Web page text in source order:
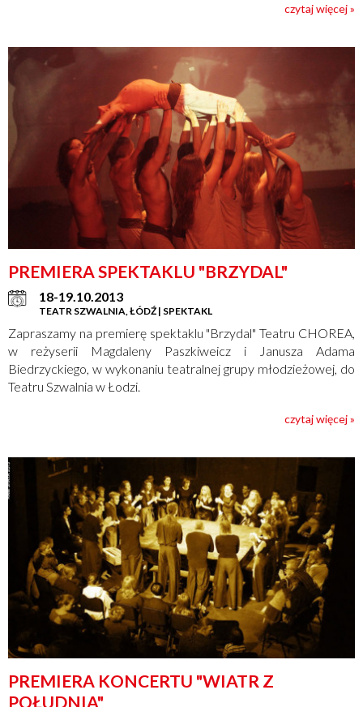
czytaj więcej »
PREMIERA SPEKTAKLU "BRZYDAL"
18-19.10.2013
TEATR SZWALNIA, ŁÓDŹ | SPEKTAKL
Zapraszamy na premierę spektaklu "Brzydal" Teatru CHOREA,
w reżyserii Magdaleny Paszkiweicz i Janusza Adama
Biedrzyckiego, w wykonaniu teatralnej grupy młodzieżowej, do
Teatru Szwalnia w Łodzi.
czytaj więcej »
PREMIERA KONCERTU "WIATR Z
POŁUDNIA"